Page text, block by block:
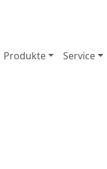
Produkte Service